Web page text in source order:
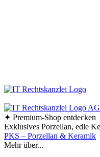
✦ Premium-Shop entdecken
Exklusives Porzellan, edle
PKS – Porzellan & Keramik
Mehr über...